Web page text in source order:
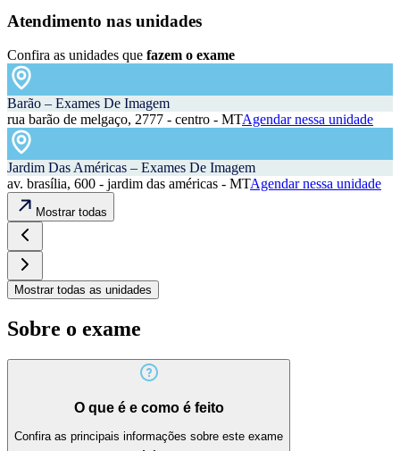
Atendimento nas unidades
Confira as unidades que fazem o exame
Barão – Exames De Imagem
rua barão de melgaço, 2777 - centro - MTAgendar nessa unidade
Jardim Das Américas – Exames De Imagem
av. brasília, 600 - jardim das américas - MTAgendar nessa unidade
Mostrar todas
Mostrar todas as unidades
Sobre o exame
O que é e como é feito
Confira as principais informações sobre este exame